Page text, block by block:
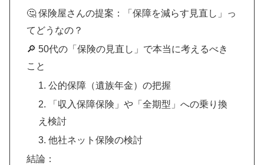
🤔 保険屋さんの提案：「保障を減らす見直し」っ
てどうなの？
🔎 50代の「保険の見直し」で本当に考えるべき
こと
1. 公的保障（遺族年金）の把握
2. 「収入保障保険」や「全期型」への乗り換
え検討
3. 他社ネット保険の検討
結論：